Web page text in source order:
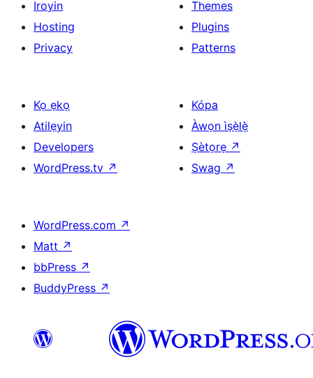
Iroyin
Hosting
Privacy
Themes
Plugins
Patterns
Kọ ẹkọ
Atilẹyin
Developers
WordPress.tv ↗
Kópa
Àwọn ìṣẹ̀lẹ̀
Ṣètọrẹ ↗
Swag ↗
WordPress.com ↗
Matt ↗
bbPress ↗
BuddyPress ↗